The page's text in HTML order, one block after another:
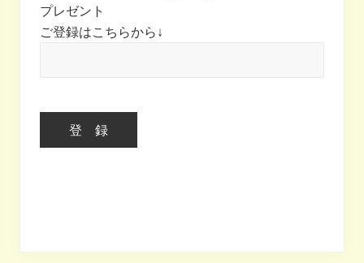
プレゼント
ご登録はこちらから↓